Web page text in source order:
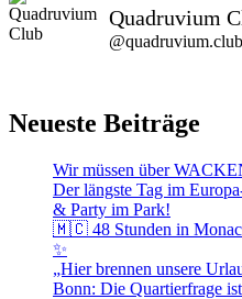
Quadruvium
Neueste Beiträge
Wir müssen über
Der längste Tag im
& Party im Park!
🇲🇨 48 Stunden in
✨
„Hier brennen unsere
Bonn: Die Quartierfrage